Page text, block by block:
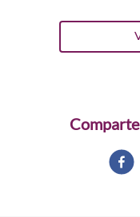
Comparte